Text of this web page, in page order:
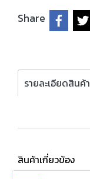
Share
รายละเอียดสินค้า
สินค้าเกี่ยวข้อง